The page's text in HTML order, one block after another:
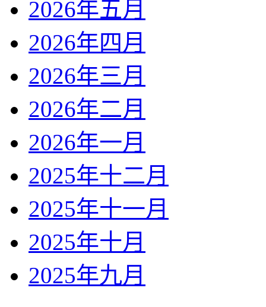
2026年五月
2026年四月
2026年三月
2026年二月
2026年一月
2025年十二月
2025年十一月
2025年十月
2025年九月